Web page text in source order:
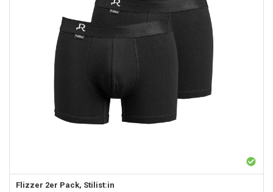
Flizzer 2er Pack, Stilist:in